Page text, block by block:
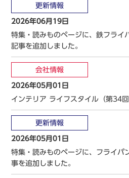
更新情報
2026年06月19日
特集・読みものページに、鉄フライ
記事を追加しました。
会社情報
2026年05月01日
インテリア ライフスタイル（第34回
更新情報
2026年05月01日
特集・読みものページに、フライパ
事を追加しました。